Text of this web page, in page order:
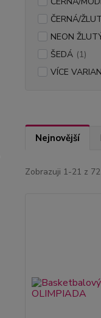
ČERNÁ/
NEON
ŠEDÁ (1)
VÍCE
Nejnovější
Zobrazuji 1-21 z 72